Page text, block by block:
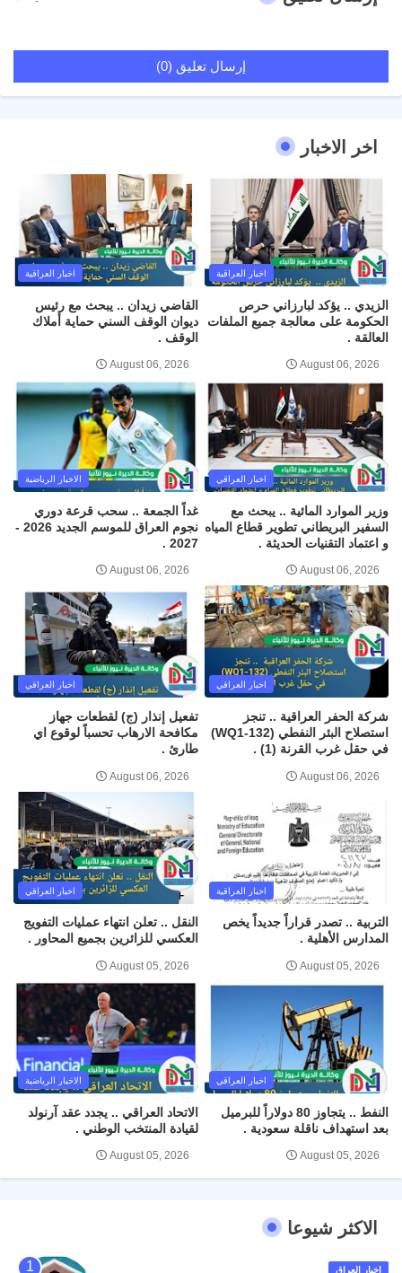
إرسال تعليق (0)
اخر الاخبار
اخبار العراقية
الزيدي .. يؤكد لبارزاني حرص
الحكومة على معالجة جميع الملفات
العالقة .
August 06, 2026
اخبار العراقية
القاضي زيدان .. يبحث مع رئيس
ديوان الوقف السني حماية أملاك
الوقف .
August 06, 2026
اخبار العراقي
وزير الموارد المائية .. يبحث مع
السفير البريطاني تطوير قطاع المياه
و اعتماد التقنيات الحديثة .
August 06, 2026
الاخبار الرياضية
غداً الجمعة .. سحب قرعة دوري
نجوم العراق للموسم الجديد 2026 -
2027 .
August 06, 2026
اخبار العراقي
شركة الحفر العراقية .. تنجز
استصلاح البئر النفطي (WQ1-132)
في حقل غرب القرنة (1) .
August 06, 2026
اخبار العراقي
تفعيل إنذار (ج) لقطعات جهاز
مكافحة الارهاب تحسباً لوقوع اي
طارئ .
August 06, 2026
اخبار العراقية
التربية .. تصدر قراراً جديداً يخص
المدارس الأهلية .
August 05, 2026
اخبار العراقي
النقل .. تعلن انتهاء عمليات التفويج
العكسي للزائرين بجميع المحاور .
August 05, 2026
اخبار العراقي
النفط .. يتجاوز 80 دولاراً للبرميل
بعد استهداف ناقلة سعودية .
August 05, 2026
الاخبار الرياضية
الاتحاد العراقي .. يجدد عقد آرنولد
لقيادة المنتخب الوطني .
August 05, 2026
الاكثر شيوعا
اخبار العراق